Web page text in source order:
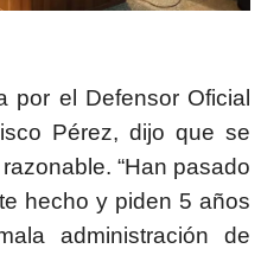
por el Defensor Oficial
Pérez, dijo que se
“Han pasado
hecho y piden 5 años
administración de